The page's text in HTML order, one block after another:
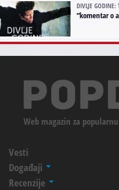
DIVLJE
“komentar o
Web magazin za
Vesti
Događaji
Recenzije